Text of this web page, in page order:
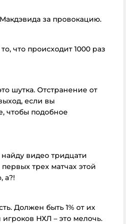
за провокацию.
что происходит 1000 раз
шутка. Отстранение от
если вы
чтобы подобное
видео тридцати
трех матчах этой
а?!
Должен быть 1% от их
игроков НХЛ – это мелочь.